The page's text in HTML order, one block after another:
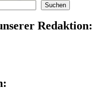
Suchen
Redaktion: